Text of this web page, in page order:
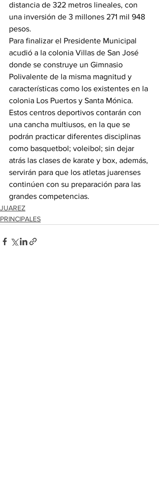
distancia de 322 metros lineales, con
una inversión de 3 millones 271 mil 948
pesos.
Para finalizar el Presidente Municipal
acudió a la colonia Villas de San José
donde se construye un Gimnasio
Polivalente de la misma magnitud y
características como los existentes en la
colonia Los Puertos y Santa Mónica.
Estos centros deportivos contarán con
una cancha multiusos, en la que se
podrán practicar diferentes disciplinas
como basquetbol; voleibol; sin dejar
atrás las clases de karate y box, además,
servirán para que los atletas juarenses
continúen con su preparación para las
grandes competencias.
JUAREZ
PRINCIPALES